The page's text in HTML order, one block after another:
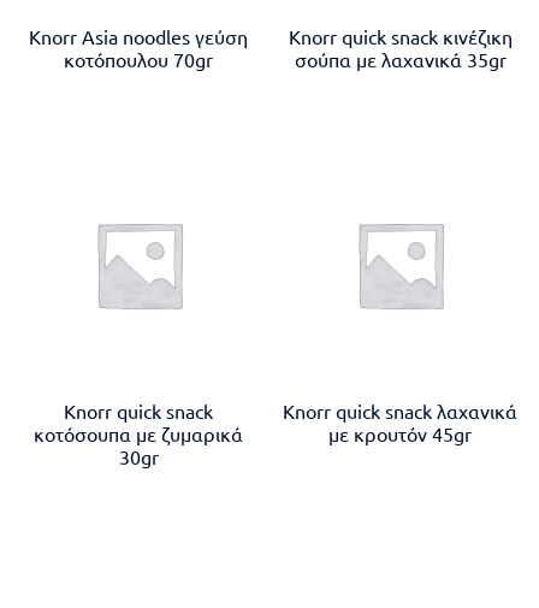
Knorr Asia noodles γεύση
κοτόπουλου 70gr
Knorr quick snack κινέζικη
σούπα με λαχανικά 35gr
Knorr quick snack
κοτόσουπα με ζυμαρικά
30gr
Knorr quick snack λαχανικά
με κρουτόν 45gr